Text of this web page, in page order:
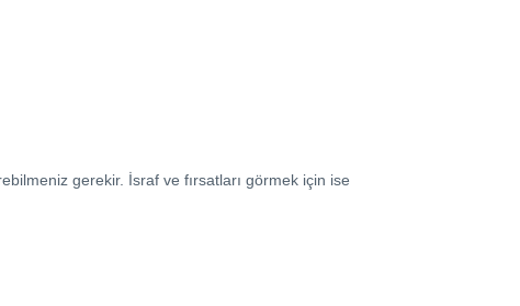
gerekir. İsraf ve fırsatları görmek için ise